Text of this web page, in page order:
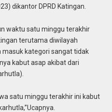
dikantor DPRD Katingan.
waktu satu minggu terakhir
terutama diwilayah
masuk kategori sangat tidak
kabut asap akibat dari
satu minggu terakhir ini kabut